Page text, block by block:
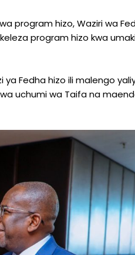
program hizo, Waziri wa
program hizo kwa
ya Fedha hizo ili malengo
uchumi wa Taifa na